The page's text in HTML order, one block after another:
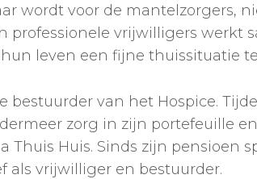
wordt voor de mantelzorgers,
professionele vrijwilligers werkt
leven een fijne thuissituatie
bestuurder van het Hospice.
zorg in zijn portefeuille
Huis. Sinds zijn pensioen
als vrijwilliger en bestuurder.